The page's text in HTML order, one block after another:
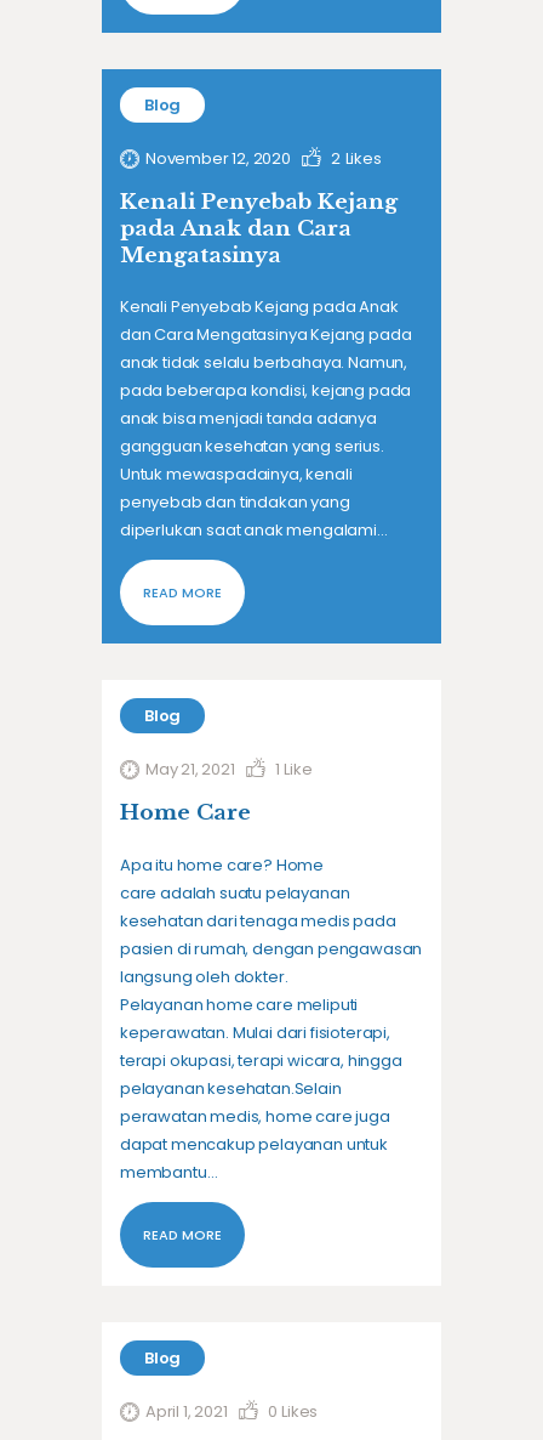
Blog
November 12, 2020 2 Likes
Kenali Penyebab Kejang
pada Anak dan Cara
Mengatasinya
Kenali Penyebab Kejang pada Anak
dan Cara Mengatasinya Kejang pada
anak tidak selalu berbahaya. Namun,
pada beberapa kondisi, kejang pada
anak bisa menjadi tanda adanya
gangguan kesehatan yang serius.
Untuk mewaspadainya, kenali
penyebab dan tindakan yang
diperlukan saat anak mengalami…
READ MORE
Blog
May 21, 2021 1 Like
Home Care
Apa itu home care? Home
care adalah suatu pelayanan
kesehatan dari tenaga medis pada
pasien di rumah, dengan pengawasan
langsung oleh dokter.
Pelayanan home care meliputi
keperawatan. Mulai dari fisioterapi,
terapi okupasi, terapi wicara, hingga
pelayanan kesehatan.Selain
perawatan medis, home care juga
dapat mencakup pelayanan untuk
membantu…
READ MORE
Blog
April 1, 2021 0 Likes